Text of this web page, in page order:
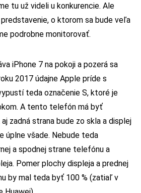
tu už videli u konkurencie. Ale
o ktorom sa bude veľa
podrobne monitorovať.
iPhone 7 na pokoji a pozerá sa
2017 údajne Apple príde s
teda označenie S, ktoré je
A tento telefón má byť
zadná strana bude zo skla a displej
úplne všade. Nebude teda
a spodnej strane telefónu a
Pomer plochy displeja a prednej
by mal teda byť 100 % (zatiaľ v